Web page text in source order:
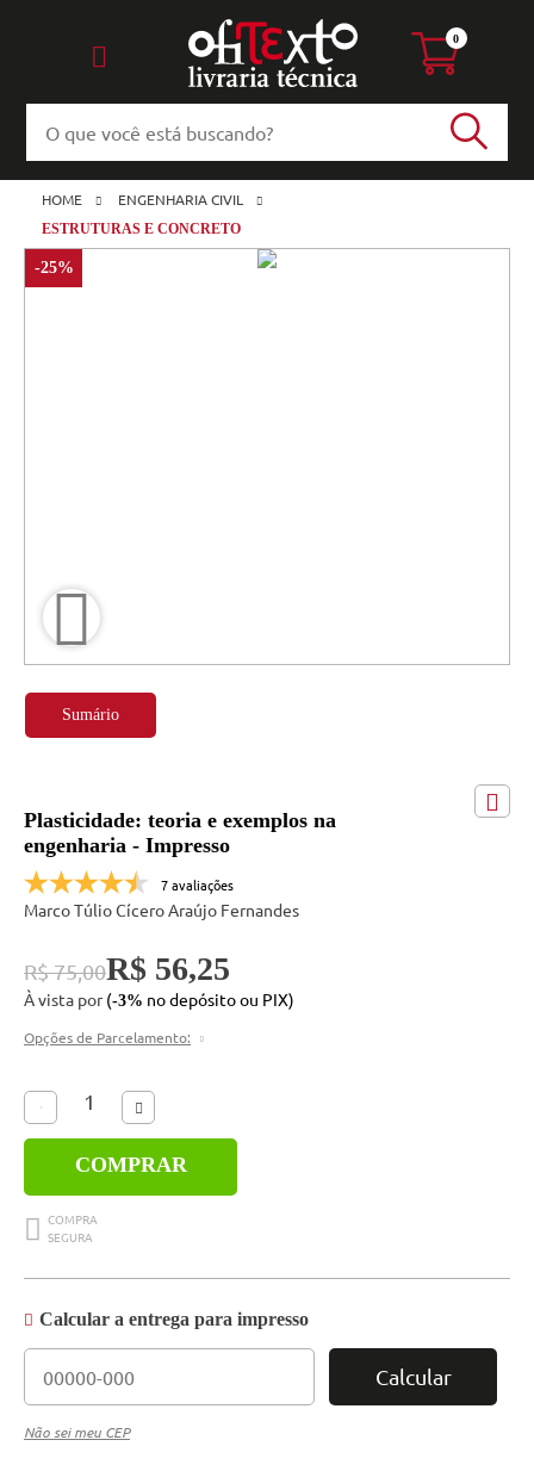
0
HOME ENGENHARIA CIVIL
ESTRUTURAS E CONCRETO
-25%
Sumário
Plasticidade: teoria e exemplos na
engenharia - Impresso
7 avaliações
Marco Túlio Cícero Araújo Fernandes
R$ 75,00R$ 56,25
À vista por(-3% no depósito ou PIX)
Opções de Parcelamento:
COMPRAR
Calcular a entrega para impresso
Calcular
Não sei meu CEP